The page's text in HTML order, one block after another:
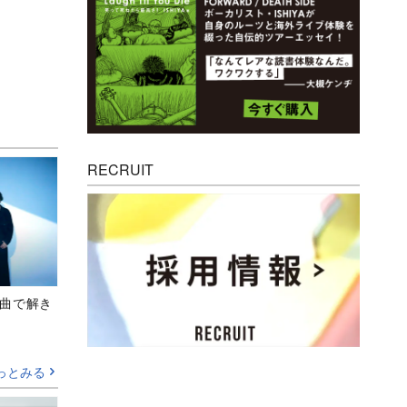
で解き
とみる
RECRUIT